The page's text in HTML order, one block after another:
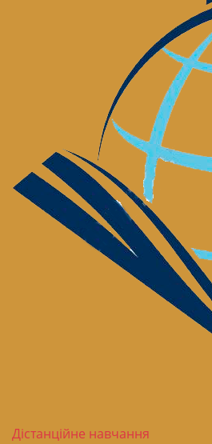
Дістанційне навчання